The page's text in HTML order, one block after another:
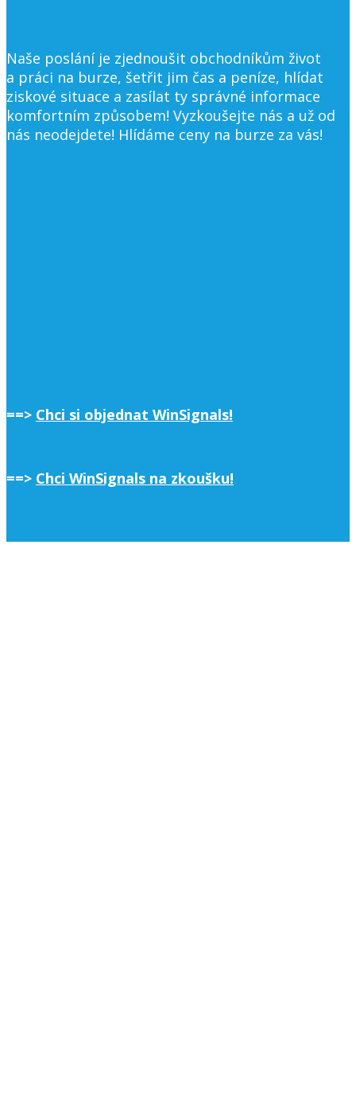
Naše poslání je zjednoušit obchodníkům život
a práci na burze, šetřit jim čas a peníze, hlídat
ziskové situace a zasílat ty správné informace
komfortním způsobem! Vyzkoušejte nás a už od
nás neodejdete! Hlídáme ceny na burze za vás!
==> Chci si objednat WinSignals!
==> Chci WinSignals na zkoušku!